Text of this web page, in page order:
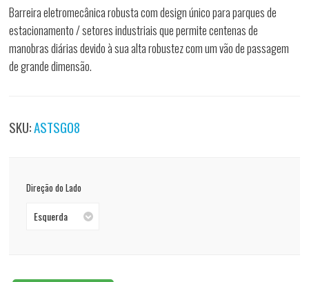
Barreira eletromecânica robusta com design único para parques de
estacionamento / setores industriais que permite centenas de
manobras diárias devido à sua alta robustez com um vão de passagem
de grande dimensão.
SKU:ASTSG08
Direção do Lado
Esquerda